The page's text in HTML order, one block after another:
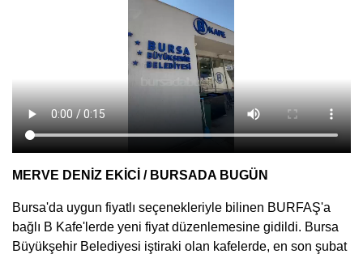
MERVE DENİZ EKİCİ / BURSADA BUGÜN
Bursa'da uygun fiyatlı seçenekleriyle bilinen BURFAŞ'a
bağlı B Kafe'lerde yeni fiyat düzenlemesine gidildi. Bursa
Büyükşehir Belediyesi iştiraki olan kafelerde, en son şubat